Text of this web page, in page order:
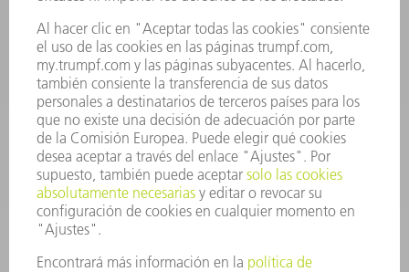
Viernes de 8h – 17h
repuestos@es.trumpf.com
CONTACTO
Departamento de Utillaje
+34 91 657 36 69
Lunes a Jueves de 8h – 18h
Viernes de 8h – 17h
utillaje@trumpf.com